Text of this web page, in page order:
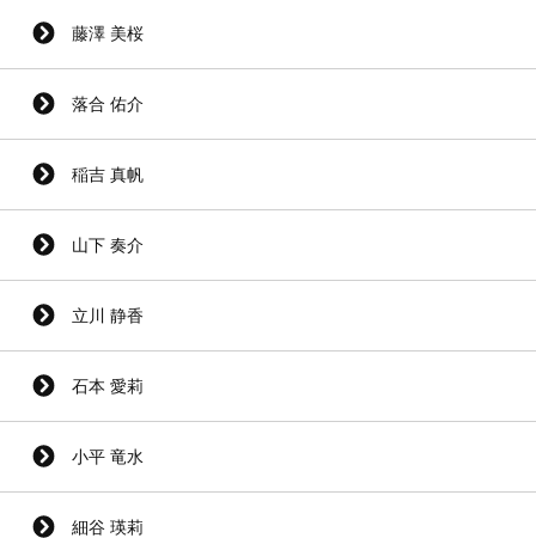
藤澤 美桜
落合 佑介
稲吉 真帆
山下 奏介
立川 静香
石本 愛莉
小平 竜水
細谷 瑛莉